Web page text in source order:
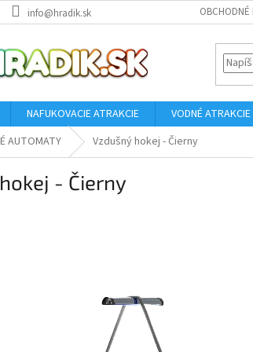
info@hradik.sk
NAFUKOVACIE ATRAKCIE VODNÉ ATRAKCIE
AUTOMATY Vzdušný hokej - Čierny
- Čierny